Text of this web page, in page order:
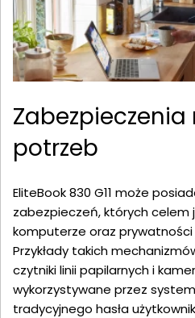
potrzeb
EliteBook 830 G11 może
zabezpieczeń, których
komputerze oraz prywatności
Przykłady takich
czytniki linii papilarnych i
wykorzystywane przez
tradycyjnego hasła